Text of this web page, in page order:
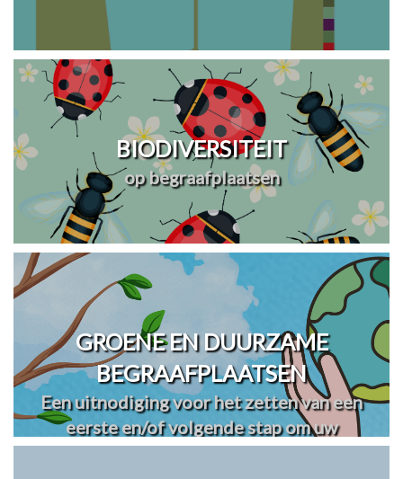
BIODIVERSITEIT
op begraafplaatsen
GROENE EN DUURZAME
BEGRAAFPLAATSEN
Een uitnodiging voor het zetten van een
eerste en/of volgende stap om uw
begraafplaats(en) te vergroenen en